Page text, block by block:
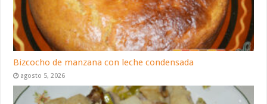
Bizcocho de manzana con leche condensada
agosto 5, 2026